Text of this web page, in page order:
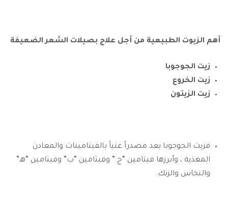
أهم الزيوت الطبيعية من أجل علاج بصيلات الشعر الضعيفة
زيت الجوجوبا
زيت الخروع
زيت الزيتون
فزيت الجوجوبا يعد مصدراً غنياً بالفيتامينات والمعادن
المغذية ، وأبرزها فيتامين “ج ” وفيتامين “ب” وفيتامين “هـ”
والنحاس والزنك.